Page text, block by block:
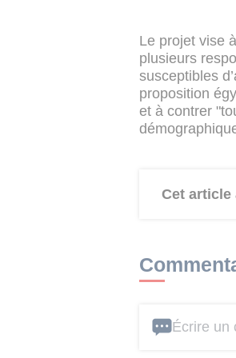
Le projet vise
plusieurs
susceptibles
proposition
et à contrer
Cet article
Écrire un